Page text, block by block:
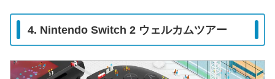
4. Nintendo Switch 2 ウェルカムツアー